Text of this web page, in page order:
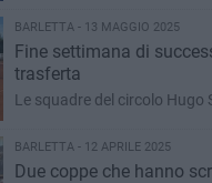
BARLETTA - 13 MAGGIO 2025
Fine settimana di
trasferta
Le squadre del circolo Hugo
BARLETTA - 12 APRILE 2025
Due coppe che hanno